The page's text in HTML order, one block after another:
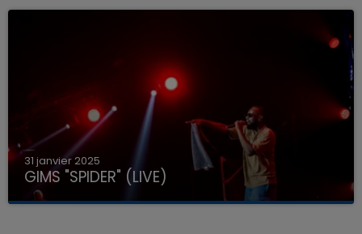
31 janvier 2025
GIMS "SPIDER" (LIVE)